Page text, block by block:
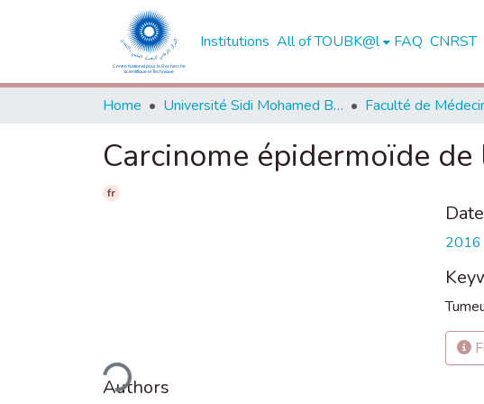
Institutions All of TOUBK@l FAQ CNRST
Home Université Sidi Mohamed Ben Abdellah de Fès
Carcinome épidermoïde
fr
Loading...
Authors
Date
2016